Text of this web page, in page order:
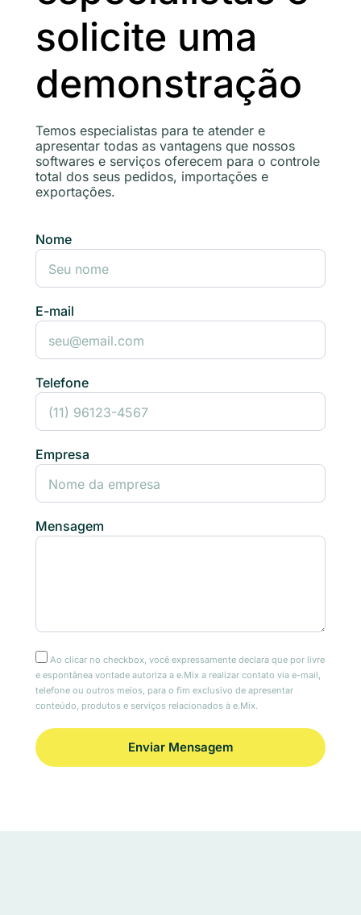
solicite uma
demonstração
Temos especialistas para te atender e
apresentar todas as vantagens que nossos
softwares e serviços oferecem para o controle
total dos seus pedidos, importações e
exportações.
Nome
E-mail
Telefone
Empresa
Mensagem
Ao clicar no checkbox, você expressamente declara que por livre
e espontânea vontade autoriza a e.Mix a realizar contato via e-mail,
telefone ou outros meios, para o fim exclusivo de apresentar
conteúdo, produtos e serviços relacionados à e.Mix.